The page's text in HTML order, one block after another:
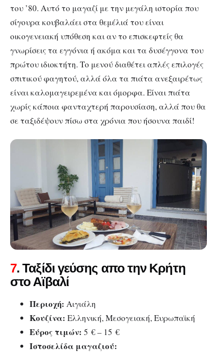
του ’80. Αυτό το μαγαζί με την μεγάλη ιστορία που
σίγουρα κουβαλάει στα θεμέλιά του είναι
οικογενειακή υπόθεση και αν το επισκεφτείς θα
γνωρίσεις τα εγγόνια ή ακόμα και τα δυσέγγονα του
πρώτου ιδιοκτήτη. Το μενού διαθέτει απλές επιλογές
σπιτικού φαγητού, αλλά όλα τα πιάτα ανεξαιρέτως
είναι καλομαγειρεμένα και όμορφα. Είναι πιάτα
χωρίς κάποια φανταχτερή παρουσίαση, αλλά που θα
σε ταξιδέψουν πίσω στα χρόνια που ήσουνα παιδί!
7. Ταξίδι γεύσης απο την Κρήτη
στο Αϊβαλί
Περιοχή: Αιγιάλη
Κουζίνα: Ελληνική, Μεσογειακή, Ευρωπαϊκή
Εύρος τιμών: 5 € – 15 €
Ιστοσελίδα μαγαζιού: